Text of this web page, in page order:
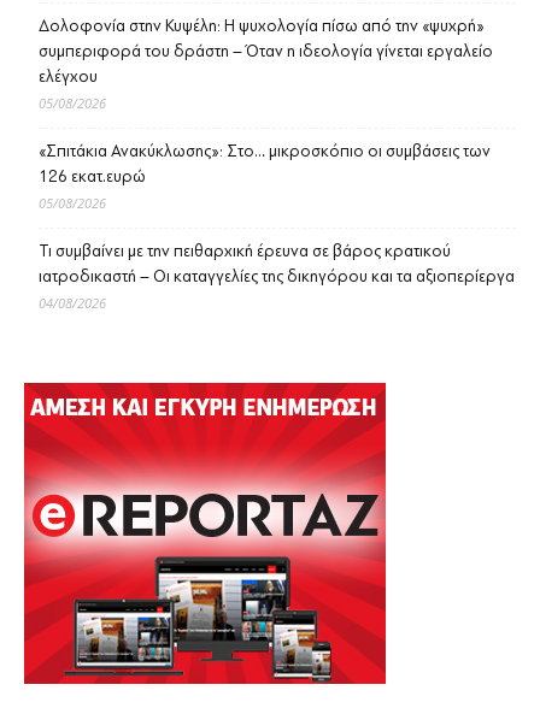
Δολοφονία στην Κυψέλη: Η ψυχολογία πίσω από την «ψυχρή»
συμπεριφορά του δράστη – Όταν η ιδεολογία γίνεται εργαλείο
ελέγχου
05/08/2026
«Σπιτάκια Ανακύκλωσης»: Στο… μικροσκόπιο οι συμβάσεις των
126 εκατ.ευρώ
05/08/2026
Τι συμβαίνει με την πειθαρχική έρευνα σε βάρος κρατικού
ιατροδικαστή – Οι καταγγελίες της δικηγόρου και τα αξιοπερίεργα
04/08/2026